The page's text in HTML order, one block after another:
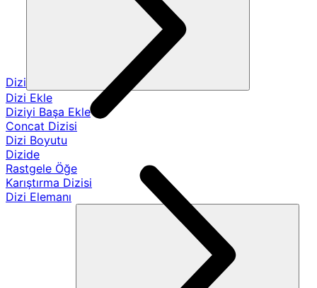
Dizi
Dizi Ekle
Diziyi Başa Ekle
Concat Dizisi
Dizi Boyutu
Dizide
Rastgele Öğe
Karıştırma Dizisi
Dizi Elemanı